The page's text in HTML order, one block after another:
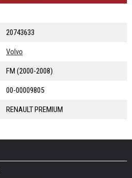
20743633
Volvo
FM (2000-2008)
00-00009805
RENAULT PREMIUM